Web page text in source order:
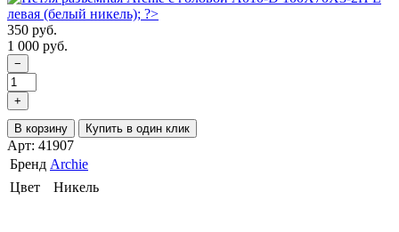
350 руб.
1 000 руб.
−
+
В корзину Купить в один клик
Арт: 41907
Бренд Archie
Цвет
Никель